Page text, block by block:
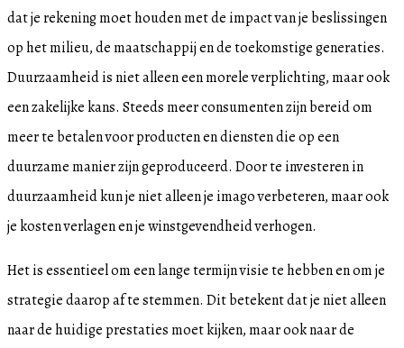
dat je rekening moet houden met de impact van je beslissingen
op het milieu, de maatschappij en de toekomstige generaties.
Duurzaamheid is niet alleen een morele verplichting, maar ook
een zakelijke kans. Steeds meer consumenten zijn bereid om
meer te betalen voor producten en diensten die op een
duurzame manier zijn geproduceerd. Door te investeren in
duurzaamheid kun je niet alleen je imago verbeteren, maar ook
je kosten verlagen en je winstgevendheid verhogen.
Het is essentieel om een lange termijn visie te hebben en om je
strategie daarop af te stemmen. Dit betekent dat je niet alleen
naar de huidige prestaties moet kijken, maar ook naar de